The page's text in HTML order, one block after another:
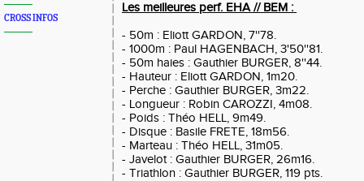
CROSS INFOS
Les meilleures perf. EHA // BEM :
- 50m : Eliott GARDON, 7''78.
- 1000m : Paul HAGENBACH, 3'50''81.
- 50m haies : Gauthier BURGER, 8''44.
- Hauteur : Eliott GARDON, 1m20.
- Perche : Gauthier BURGER, 3m22.
- Longueur : Robin CAROZZI, 4m08.
- Poids : Théo HELL, 9m49.
- Disque : Basile FRETE, 18m56.
- Marteau : Théo HELL, 31m05.
- Javelot : Gauthier BURGER, 26m16.
- Triathlon : Gauthier BURGER, 119 pts.